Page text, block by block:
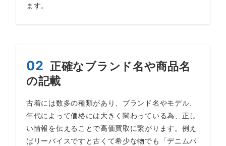
ます。
02 正確なブランド名や商品名
の記載
古着には数多の種類があり、ブランド名やモデル、
年代によって価格には大きく関わっている為、正し
い情報を伝えることで高価買取に繋がります。例え
ばリーバイスですと古くて希少な物でも「デニムパ